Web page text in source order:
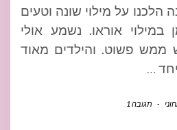
הלכנו על מילוי שונה וטעים
במילוי אוראו. נשמע אולי
פשוט. והילדים מאוד
…
- תגובה 1